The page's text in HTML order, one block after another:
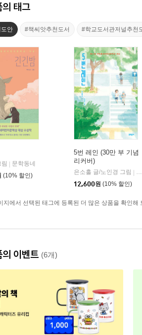
의 태그
안 #책씨앗추천도서 #학교도서관저널추천
문학동네
(10% 할인)
5번 레인 (30만 부 기념
리커버)
은소홀 글/노인경 그림
12,600원 (10% 할인)
지에서 선택된 태그에 등록된 더 많은 상품을 확인해
의 이벤트 (6개)